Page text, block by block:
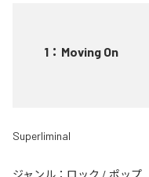
1 ： Moving On
Superliminal